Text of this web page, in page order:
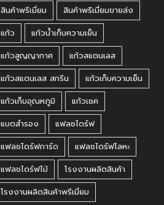
สินค้าพรีเมี่ยม
สินค้าพรีเมี่ยมขายส่ง
แก้ว
แก้วน้ำเก็บความเย็น
แก้วสูญญากาศ
แก้วสแตนเลส
แก้วสแตนเลส สกรีน
แก้วเก็บความเย็น
แก้วเก็บอุณหภูมิ
แก้วเชค
แบตสำรอง
แฟลชไดร์ฟ
แฟลชไดร์ฟการ์ด
แฟลชไดร์ฟโลหะ
แฟลชไดร์ฟไม้
โรงงานผลิตสินค้า
โรงงานผลิตสินค้าพรีเมี่ยม